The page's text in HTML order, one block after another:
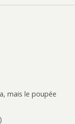
mais le poupée